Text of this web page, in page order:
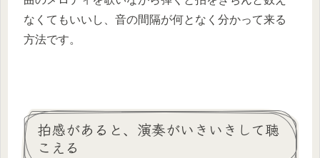
なくてもいいし、音の間隔が何となく分かって来る
方法です。
拍感があると、演奏がいきいきして聴
こえる